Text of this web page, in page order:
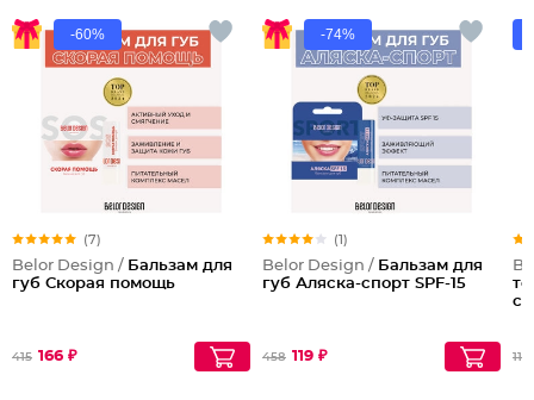
-60%
(7)
Belor Design / Бальзам для
губ Скорая помощь
415 166 ₽
-74%
(1)
Belor Design / Бальзам для
губ Аляска-спорт SPF-15
458 119 ₽